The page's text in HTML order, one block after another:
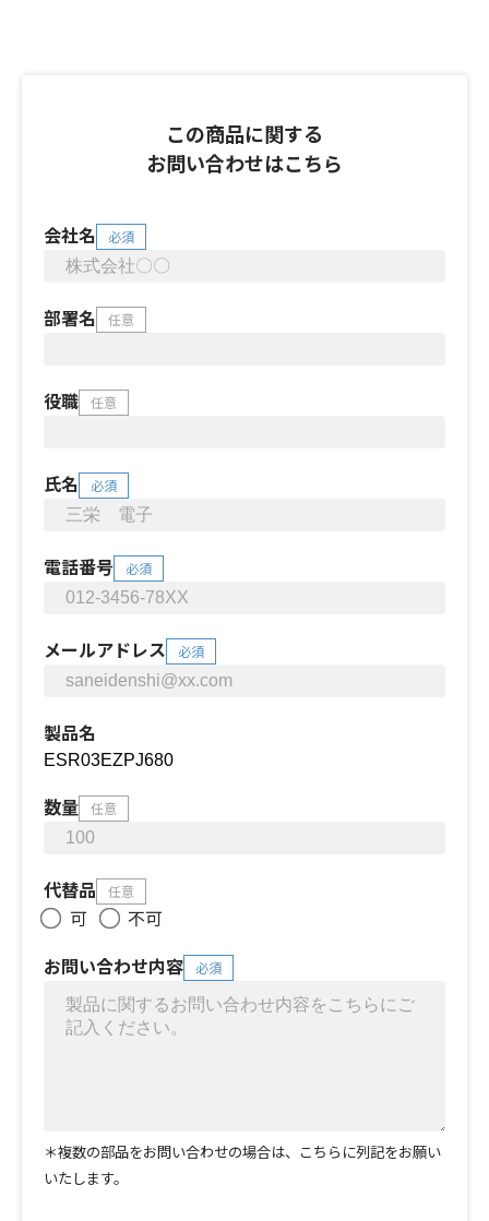
この商品に関する
お問い合わせはこちら
会社名 必須
部署名 任意
役職 任意
氏名 必須
電話番号 必須
メールアドレス 必須
製品名
数量 任意
代替品 任意
可
不可
お問い合わせ内容
必須
＊複数の部品をお問い合わせの場合は、こちらに列記をお願い
いたします。